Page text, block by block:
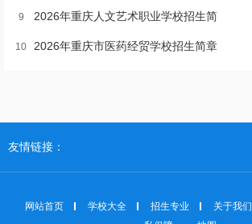
9 2026年重庆人文艺术职业学校招生简
10 2026年重庆市医药经贸学校招生简章
友情链接：
网站首页 学校大全 招生专业 关于我们